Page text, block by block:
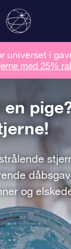
universet i
med 25%
og